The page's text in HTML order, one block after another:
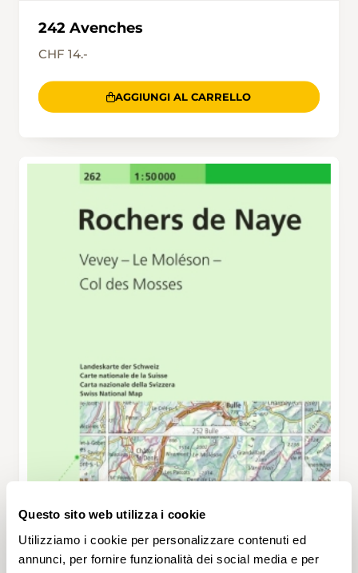
Questo sito web utilizza i cookie
Utilizziamo i cookie per personalizzare contenuti ed
annunci, per fornire funzionalità dei social media e per
242 Avenches
CHF 14.-
AGGIUNGI AL CARRELLO